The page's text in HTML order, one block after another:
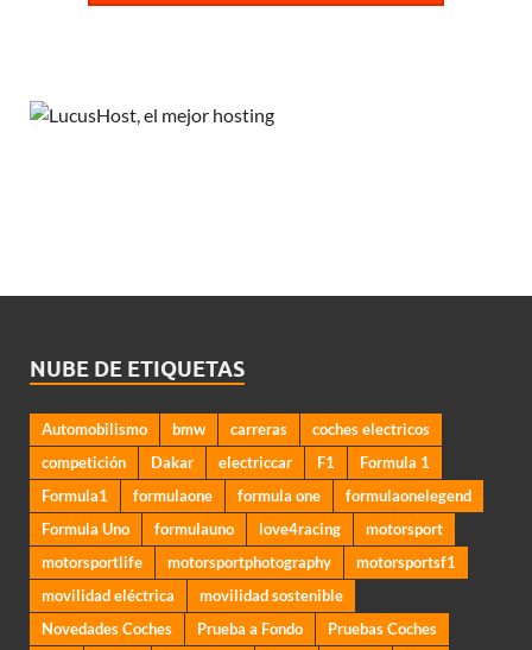
NUBE DE ETIQUETAS
Automobilismo bmw carreras
coches electricos
competición
Dakar electriccar F1
Formula 1
Formula1
formulaone formula one
formulaonelegend
Formula Uno
formulauno love4racing
motorsport
motorsportlife
motorsportphotography
motorsportsf1
movilidad eléctrica
movilidad sostenible
Novedades Coches
Prueba a Fondo
Pruebas Coches